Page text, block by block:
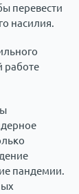
перевести
насилия.
работе
пандемии.